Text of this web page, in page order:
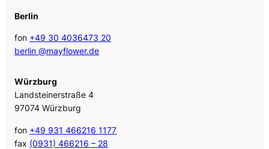
Berlin
fon +49 30 4036473 20
berlin @mayflower.de
Würzburg
Landsteinerstraße 4
97074 Würzburg
fon +49 931 466216 1177
fax (0931) 466216 – 28